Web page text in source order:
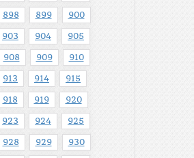
898 899 900
903 904 905
908 909 910
913 914 915
918 919 920
923 924 925
928 929 930